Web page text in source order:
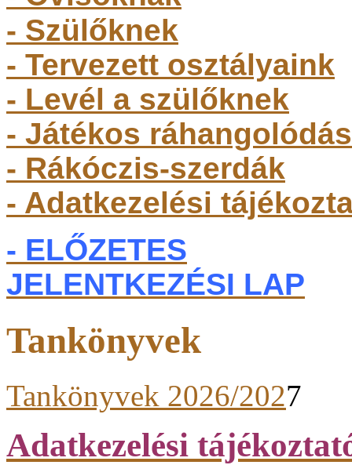
- Szülőknek
- Tervezett osztályaink
- Levél a szülőknek
- Játékos ráhangolódás
- Rákóczis-szerdák
- Adatkezelési
- ELŐZETES
JELENTKEZÉSI LAP
Tankönyvek
Tankönyvek 2026/2027
Adatkezelési